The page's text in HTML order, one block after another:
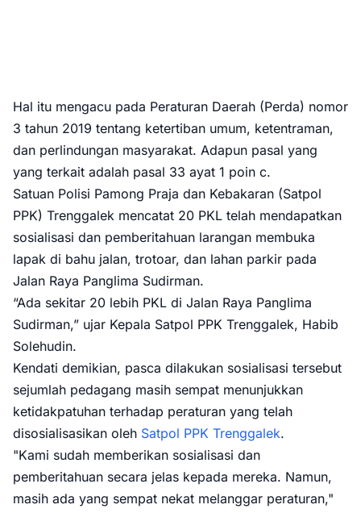
Hal itu mengacu pada Peraturan Daerah (Perda) nomor
3 tahun 2019 tentang ketertiban umum, ketentraman,
dan perlindungan masyarakat. Adapun pasal yang
yang terkait adalah pasal 33 ayat 1 poin c.
Satuan Polisi Pamong Praja dan Kebakaran (Satpol
PPK) Trenggalek mencatat 20 PKL telah mendapatkan
sosialisasi dan pemberitahuan larangan membuka
lapak di bahu jalan, trotoar, dan lahan parkir pada
Jalan Raya Panglima Sudirman.
“Ada sekitar 20 lebih PKL di Jalan Raya Panglima
Sudirman,” ujar Kepala Satpol PPK Trenggalek, Habib
Solehudin.
Kendati demikian, pasca dilakukan sosialisasi tersebut
sejumlah pedagang masih sempat menunjukkan
ketidakpatuhan terhadap peraturan yang telah
disosialisasikan oleh Satpol PPK Trenggalek.
"Kami sudah memberikan sosialisasi dan
pemberitahuan secara jelas kepada mereka. Namun,
masih ada yang sempat nekat melanggar peraturan,"